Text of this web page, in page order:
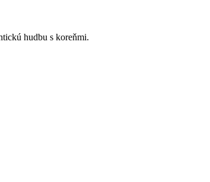
hudbu s koreňmi.